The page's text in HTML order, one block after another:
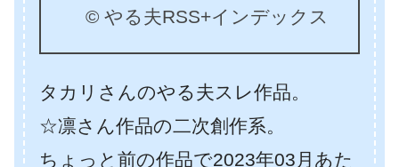
© やる夫RSS+インデックス
タカリさんのやる夫スレ作品。
☆凛さん作品の二次創作系。
ちょっと前の作品で2023年03月あた